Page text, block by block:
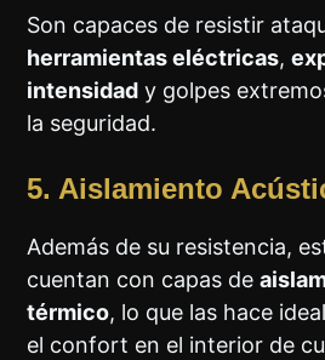
Son capaces de resistir
herramientas eléctricas,
intensidad y golpes
la seguridad.
5. Aislamiento
Además de su resistencia,
cuentan con capas de
térmico, lo que las hace
el confort en el interior de